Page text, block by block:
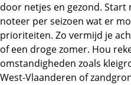
door netjes en gezond. Start
noteer per seizoen wat er
prioriteiten. Zo vermijd je
of een droge zomer. Hou
omstandigheden zoals
West-Vlaanderen of